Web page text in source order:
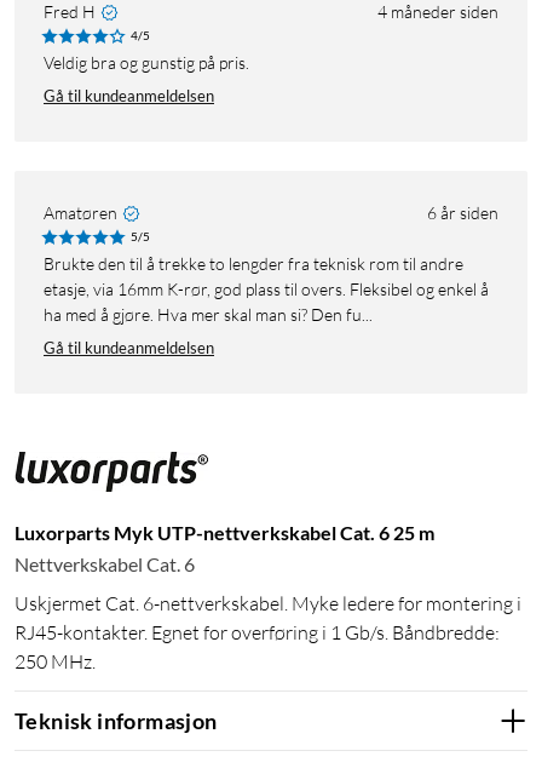
Fred H 4 måneder siden
4/5
Veldig bra og gunstig på pris.
Gå til kundeanmeldelsen
Amatøren 6 år siden
5/5
Brukte den til å trekke to lengder fra teknisk rom til andre
etasje, via 16mm K-rør, god plass til overs. Fleksibel og enkel å
ha med å gjøre. Hva mer skal man si? Den fu...
Gå til kundeanmeldelsen
Luxorparts Myk UTP-nettverkskabel Cat. 6 25 m
Nettverkskabel Cat. 6
Uskjermet Cat. 6-nettverkskabel. Myke ledere for montering i
RJ45-kontakter. Egnet for overføring i 1 Gb/s. Båndbredde:
250 MHz.
Teknisk informasjon